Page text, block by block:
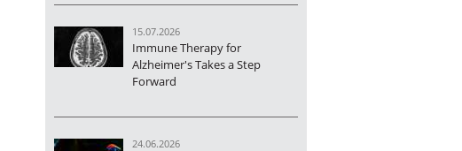
15.07.2026
Immune Therapy for
Alzheimer's Takes a Step
Forward
24.06.2026